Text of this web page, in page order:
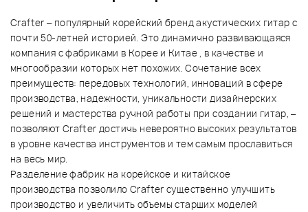
Crafter – популярный корейский бренд акустических гитар с
почти 50-летней историей. Это динамично развивающаяся
компания с фабриками в Корее и Китае , в качестве и
многообразии которых нет похожих. Сочетание всех
преимуществ: передовых технологий, инноваций в сфере
производства, надежности, уникальности дизайнерских
решений и мастерства ручной работы при создании гитар, –
позволяют Crafter достичь невероятно высоких результатов
в уровне качества инструментов и тем самым прославиться
на весь мир.
Разделение фабрик на корейское и китайское
производства позволило Crafter существенно улучшить
производство и увеличить объемы старших моделей